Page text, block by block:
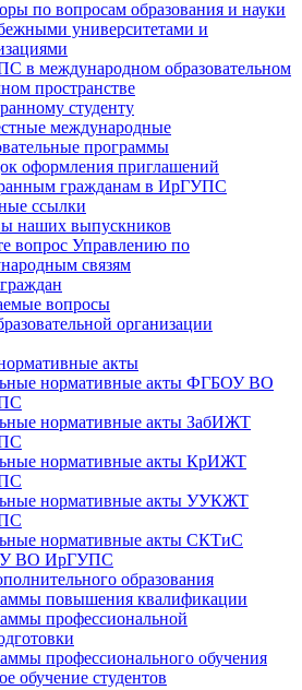
по вопросам образования и науки
университетами и
в международном образовательном
пространстве
студенту
международные
программы
оформления приглашений
гражданам в ИрГУПС
ссылки
наших выпускников
вопрос Управлению по
связям
вопросы
организации
акты
нормативные акты ФГБОУ ВО
нормативные акты ЗабИЖТ
нормативные акты КрИЖТ
нормативные акты УУКЖТ
нормативные акты СКТиС
ВО ИрГУПС
образования
повышения квалификации
профессиональной
профессионального обучения
обучение студентов